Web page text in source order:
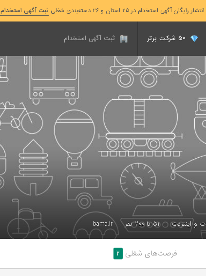
انتشار رایگان آگهی استخدام در ۲۵ استان و ۲۶ دسته‌بندی شغلی ثبت آگهی استخدام
ثبت آگهی استخدام
و اینترنت ۵۱ تا ۲۰۰ نفر bama.ir
فرصت‌های شغلی ۲